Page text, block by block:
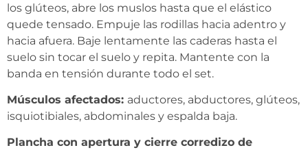
los glúteos, abre los muslos hasta que el elástico
quede tensado. Empuje las rodillas hacia adentro y
hacia afuera. Baje lentamente las caderas hasta el
suelo sin tocar el suelo y repita. Mantente con la
banda en tensión durante todo el set.
Músculos afectados: aductores, abductores, glúteos,
isquiotibiales, abdominales y espalda baja.
Plancha con apertura y cierre corredizo de